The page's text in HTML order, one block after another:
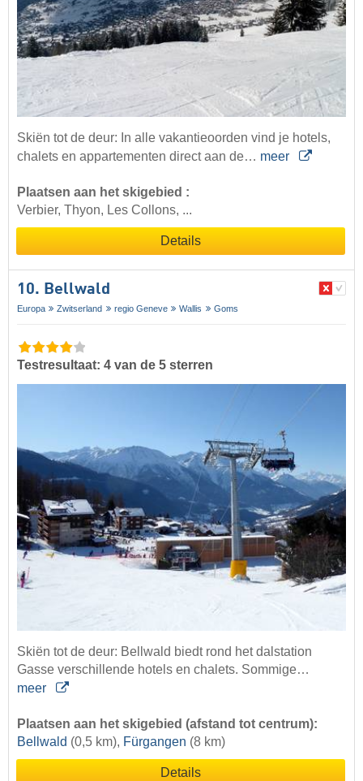
Skiën tot de deur: In alle vakantieoorden vind je hotels,
chalets en appartementen direct aan de… meer
Plaatsen aan het skigebied :
Verbier, Thyon, Les Collons, ...
Details
10. Bellwald
Europa Zwitserland regio Geneve Wallis Goms
Testresultaat: 4 van de 5 sterren
Skiën tot de deur: Bellwald biedt rond het dalstation
Gasse verschillende hotels en chalets. Sommige…
meer
Plaatsen aan het skigebied (afstand tot centrum):
Bellwald (0,5 km), Fürgangen (8 km)
Details